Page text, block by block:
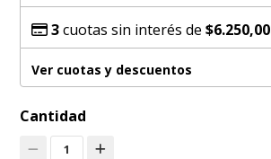
3cuotas sin interés de$6.250,00
Ver cuotas y descuentos
Cantidad
1